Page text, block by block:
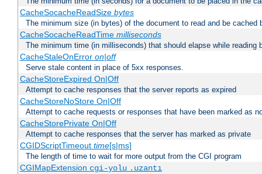
CacheSocacheReadSize bytes
The minimum size (in bytes) of the document to read and be cached
CacheSocacheReadTime milliseconds
The minimum time (in milliseconds) that should elapse while reading
CacheStaleOnError on|off
Serve stale content in place of 5xx responses.
CacheStoreExpired On|Off
Attempt to cache responses that the server reports as expired
CacheStoreNoStore On|Off
Attempt to cache requests or responses that have been marked as
CacheStorePrivate On|Off
Attempt to cache responses that the server has marked as private
CGIDScriptTimeout time[s|ms]
The length of time to wait for more output from the CGI program
CGIMapExtension cgi-yolu .uzantı